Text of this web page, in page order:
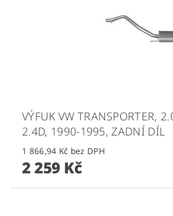
VÝFUK VW TRANSPORTER,
2.4D, 1990-1995, ZADNÍ DÍL
1 866,94 Kč bez DPH
2 259 Kč